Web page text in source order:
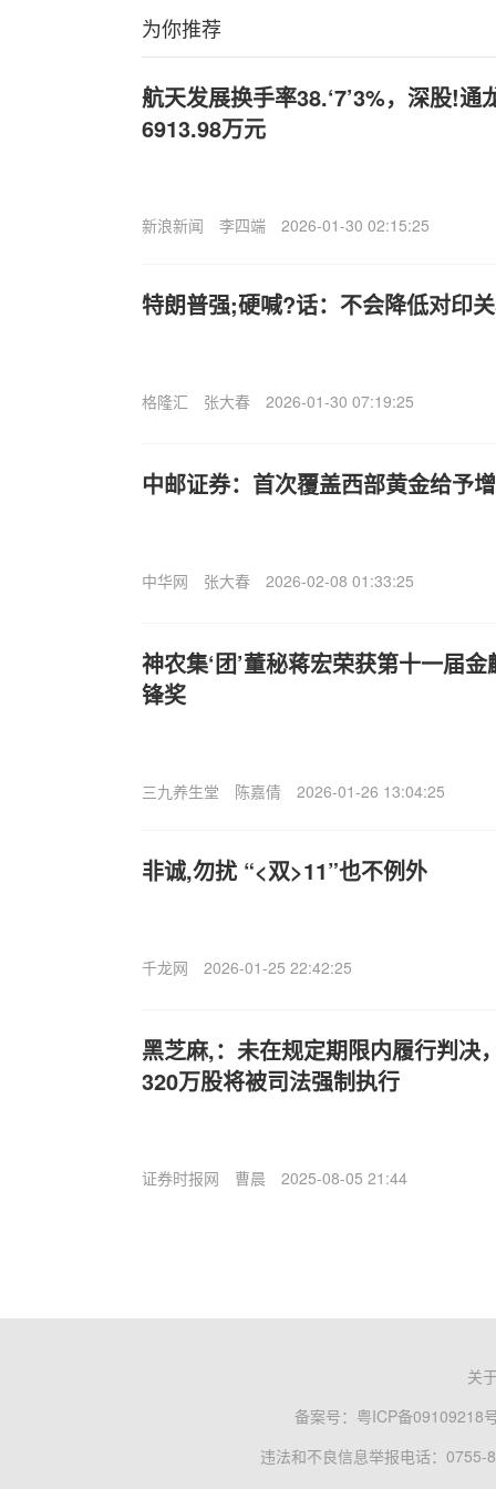
为你推荐
航天发展换手率38.‘7’3%，深股!通
6913.98万元
新浪新闻 李四端 2026-01-30 02:15:25
特朗普强;硬喊?话：不会降低对印
格隆汇 张大春 2026-01-30 07:19:25
中邮证券：首次覆盖西部黄金给予
中华网 张大春 2026-02-08 01:33:25
神农集‘团’董秘蒋宏荣获第十一届
锋奖
三九养生堂 陈嘉倩 2026-01-26 13:04:25
非诚,勿扰 “<双>11”也不例外
千龙网 2026-01-25 22:42:25
黑芝麻,：未在规定期限内履行判决
320万股将被司法强制执行
证券时报网 曹晨 2025-08-05 21:44
关
备案号： 粤ICP备09109218
违法和不良信息举报电话：0755-